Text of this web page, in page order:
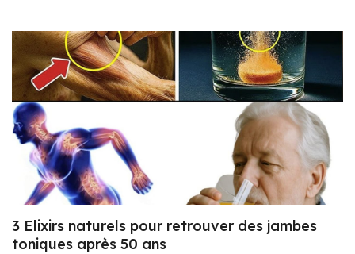
3 Elixirs naturels pour retrouver des jambes
toniques après 50 ans